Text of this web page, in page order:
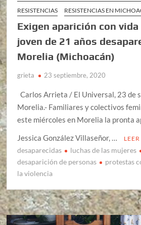
RESISTENCIAS
RESISTENCIAS EN
Exigen aparición con vida
joven de 21 años
Morelia (Michoacán)
grieta 23 septiembre, 2020
Carlos Arrieta / El Universal, 23 de
Morelia.- Familiares y colectivos
este miércoles en Morelia la pronta
Jessica González Villaseñor, …
desaparecidas luchas de las mujeres
desaparición de personas
protestas
la violencia